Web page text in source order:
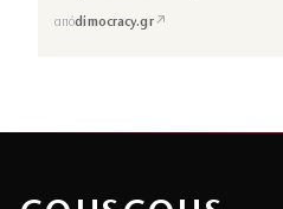
απόdimocracy.gr↗